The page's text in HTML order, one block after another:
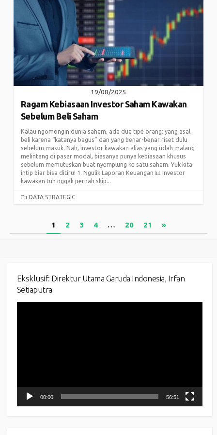
19/08/2025
Ragam Kebiasaan Investor Saham Kawakan
Sebelum Beli Saham
Kalau ngomongin dunia saham, ada dua tipe orang: yang asal
beli karena “katanya bagus” dan yang benar-benar riset dulu
sebelum masuk. Nah, investor kawakan alias yang udah malang
melintang di pasar modal, biasanya punya kebiasaan khusus
sebelum memutuskan buat nyemplung ke satu saham. Yuk kita
intip biar bisa ditiru! 1. Ngulik Laporan Keuangan 📊 Investor
kawakan tuh nggak pernah skip...
CATEGORIES
DATA STRATEGIC
1 2 3 4 … 20 21 »
Eksklusif: Direktur Utama Garuda Indonesia, Irfan
Setiaputra
00:00 56:51